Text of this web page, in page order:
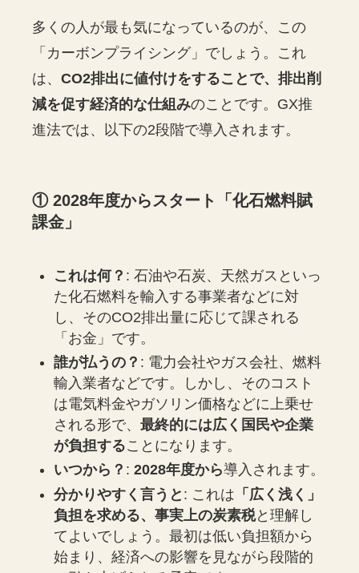
多くの人が最も気になっているのが、この
「カーボンプライシング」でしょう。これ
は、CO2排出に値付けをすることで、排出削
減を促す経済的な仕組みのことです。GX推
進法では、以下の2段階で導入されます。
① 2028年度からスタート「化石燃料賦
課金」
これは何？ : 石油や石炭、天然ガスといっ
た化石燃料を輸入する事業者などに対
し、そのCO2排出量に応じて課される
「お金」です。
誰が払うの？ : 電力会社やガス会社、燃料
輸入業者などです。しかし、そのコスト
は電気料金やガソリン価格などに上乗せ
される形で、最終的には広く国民や企業
が負担することになります。
いつから？ :2028年度から導入されます。
分かりやすく言うと : これは 「広く浅く」
負担を求める、事実上の炭素税と理解し
てよいでしょう。最初は低い負担額から
始まり、経済への影響を見ながら段階的